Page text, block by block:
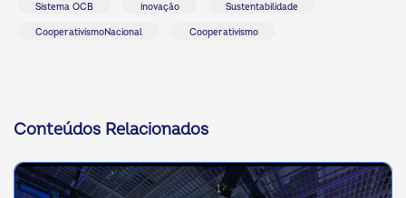
Sistema OCB inovação Sustentabilidade
CooperativismoNacional Cooperativismo
Conteúdos Relacionados